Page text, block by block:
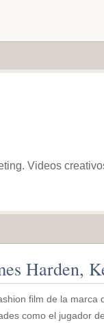
Videos
Harden,
film de la marca
como el jugador